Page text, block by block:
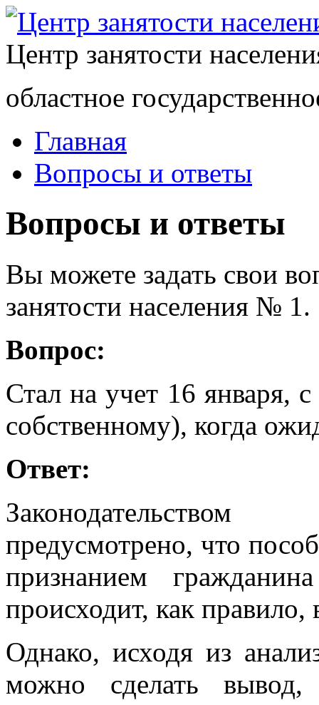
Центр занятости
областное
Главная
Вопросы и ответы
Вопросы и ответы
Вы можете задать свои
занятости населения № 1.
Вопрос:
Стал на учет 16 января,
собственному), когда
Ответ:
предусмотрено, что
признанием
происходит, как правило,
Однако, исходя из
можно сделать